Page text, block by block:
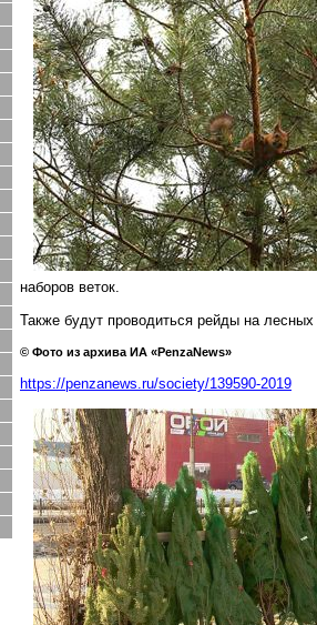
наборов веток.
Также будут проводиться рейды на
© Фото из архива ИА «PenzaNews»
https://penzanews.ru/society/139590-2019